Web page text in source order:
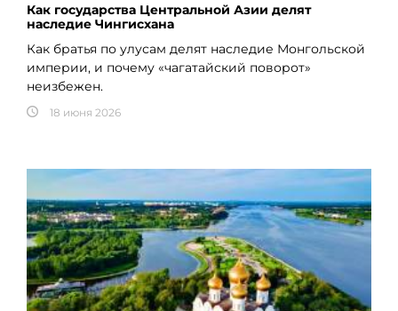
Как государства Центральной Азии делят
наследие Чингисхана
Как братья по улусам делят наследие Монгольской
империи, и почему «чагатайский поворот»
неизбежен.
18 июня 2026